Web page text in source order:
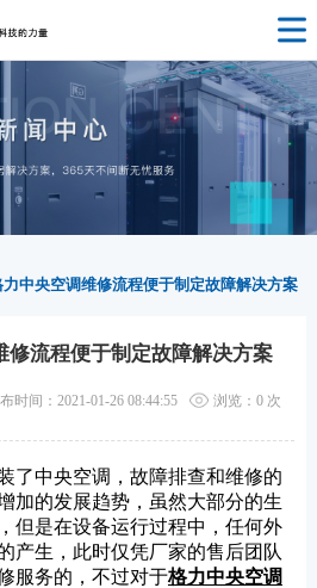
力中央空调维修流程便于制定故障解决方案
修流程便于制定故障解决方案
时间：2021-01-26 08:44:55 浏览： 0次
了中央空调，故障排查和维修的
加的发展趋势，虽然大部分的生
但是在设备运行过程中，任何外
产生，此时仅凭厂家的售后团队
服务的，不过对于格力中央空调